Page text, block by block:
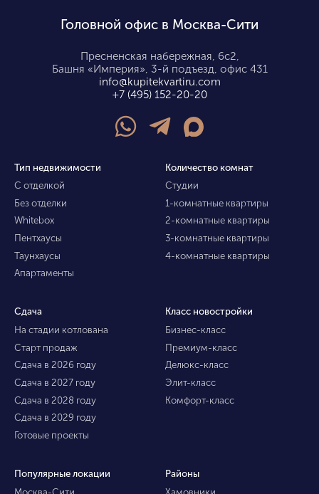
Головной офис в Москва-Сити
Пресненская набережная, 6с2,
Башня «Империя», 3-й подъезд, офис 431
info@kupitekvartiru.com
+7 (495) 152-20-20
Тип недвижимости
С отделкой
Без отделки
Whitebox
Пентхаусы
Таунхаусы
Апартаменты
Количество комнат
Студии
1-комнатные квартиры
2-комнатные квартиры
3-комнатные квартиры
4-комнатные квартиры
Сдача
На стадии котлована
Старт продаж
Сдача в 2026 году
Сдача в 2027 году
Сдача в 2028 году
Сдача в 2029 году
Готовые проекты
Класс новостройки
Бизнес-класс
Премиум-класс
Делюкс-класс
Элит-класс
Комфорт-класс
Популярные локации
Москва-Сити
Районы
Хамовники